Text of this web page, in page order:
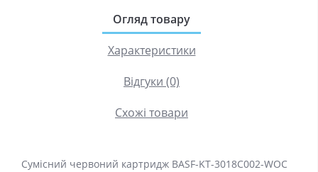
Огляд товару
Характеристики
Відгуки (0)
Схожі товари
Сумісний червоний картридж BASF-KT-3018C002-WOC